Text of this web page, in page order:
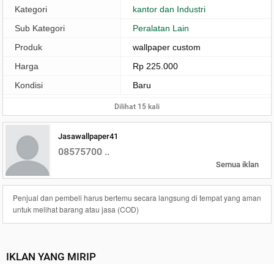
Kategori
kantor dan Industri
Sub Kategori
Peralatan Lain
Produk
wallpaper custom
Harga
Rp 225.000
Kondisi
Baru
Dilihat 15 kali
Jasawallpaper41
08575700 ..
Semua iklan
Penjual dan pembeli harus bertemu secara langsung di tempat yang aman
untuk melihat barang atau jasa (COD)
IKLAN YANG MIRIP